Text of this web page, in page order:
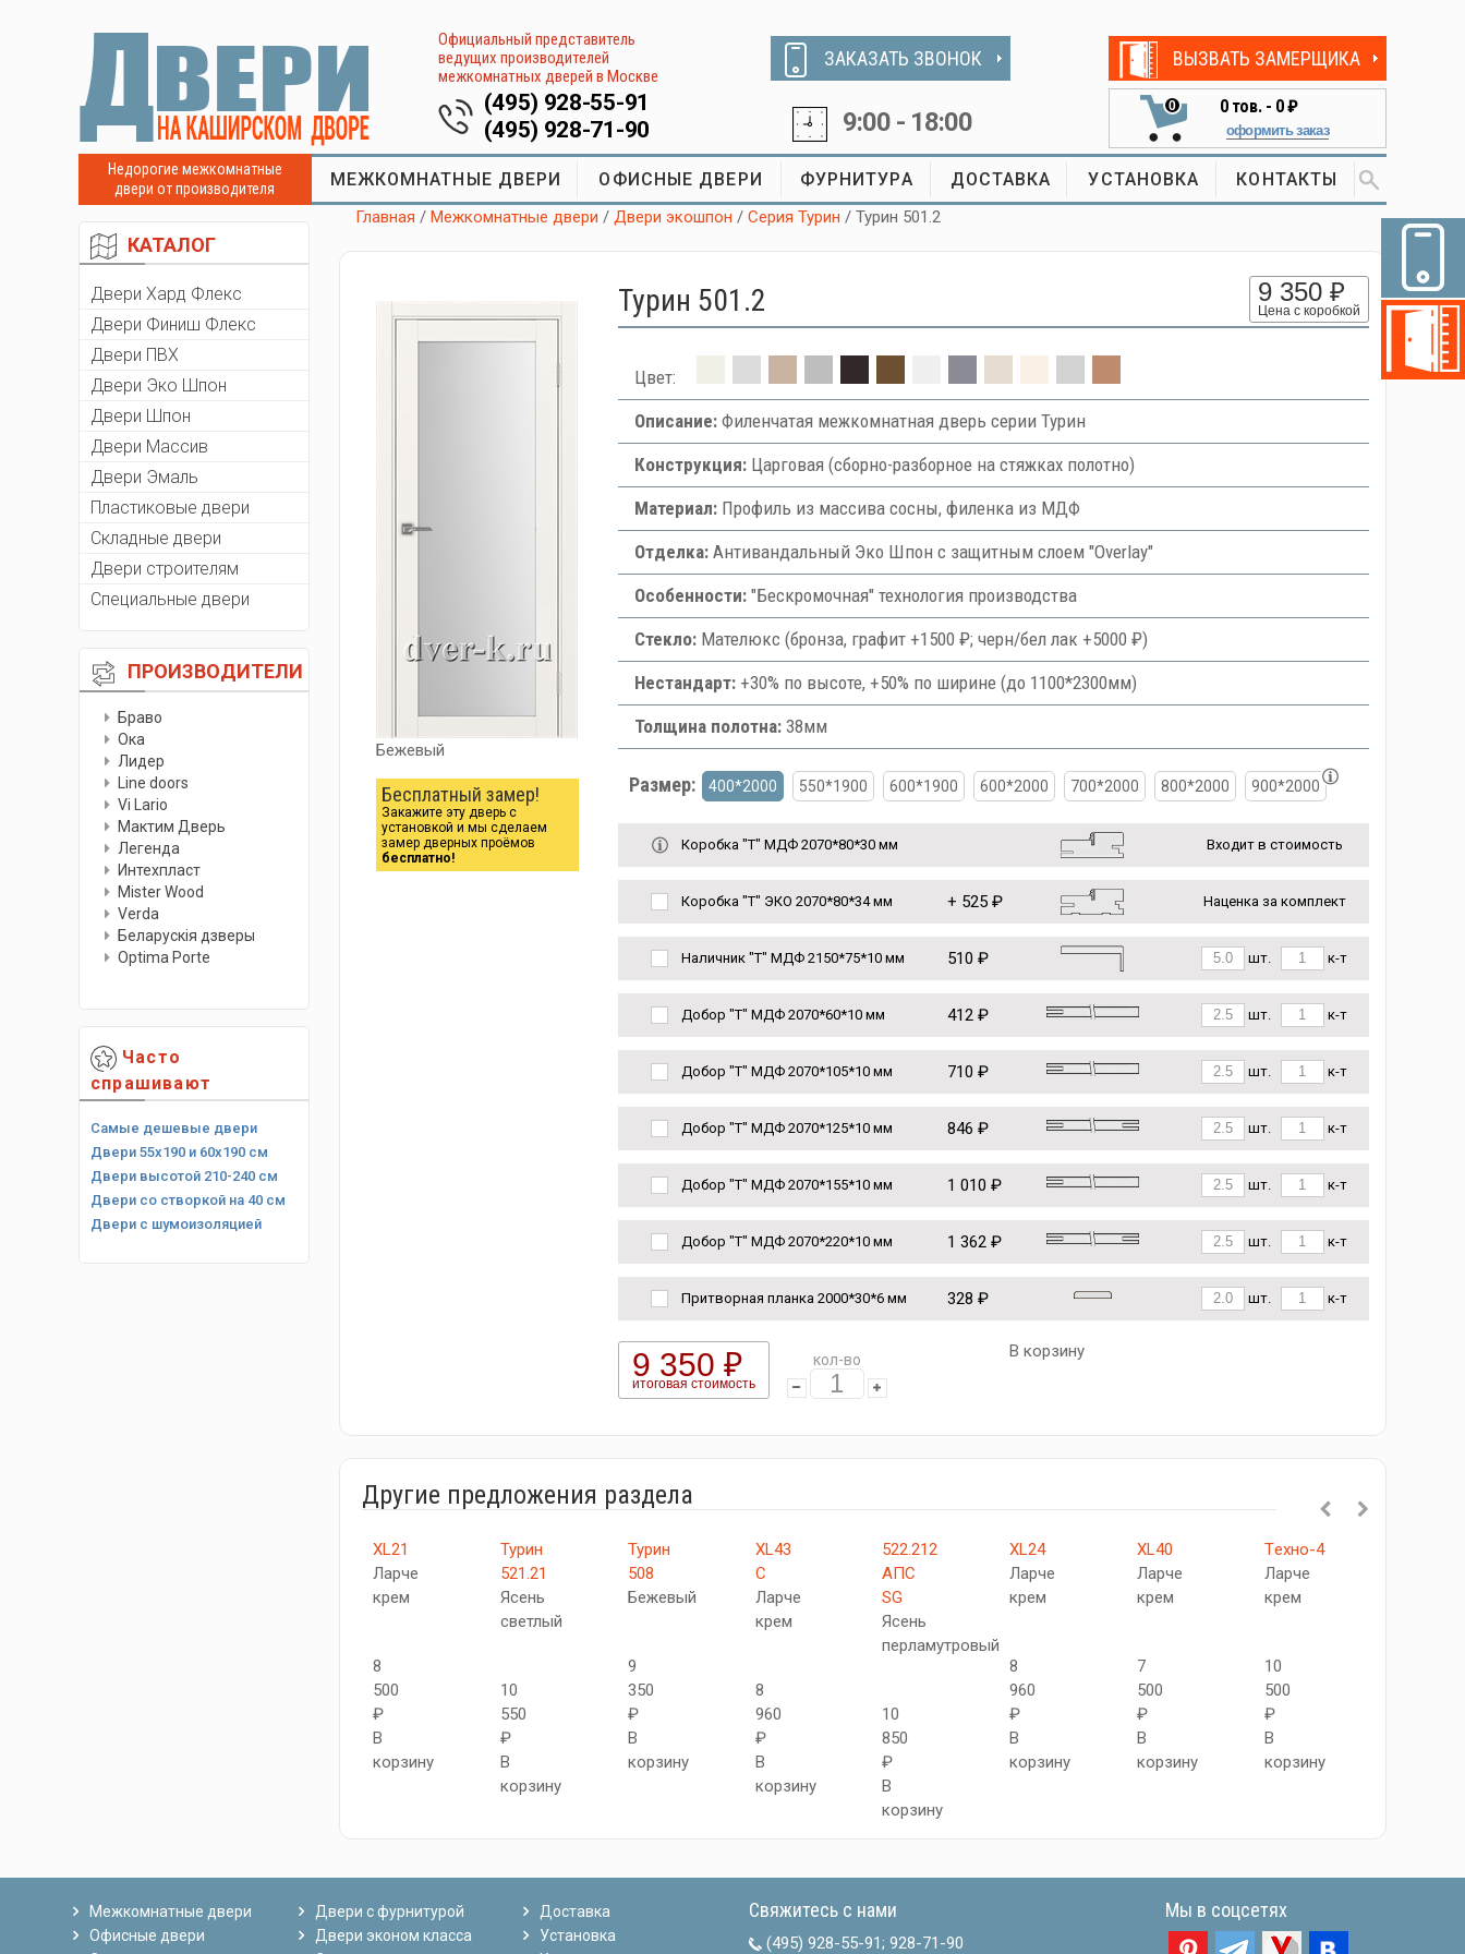
Официальный представитель
ведущих производителей
межкомнатных дверей в Москве
(495) 928-55-91
(495) 928-71-90
ЗАКАЗАТЬ ЗВОНОК
9:00 - 18:00
ВЫЗВАТЬ ЗАМЕРЩИКА
0 0тов. - 0 ₽
оформить заказ
Недорогие межкомнатные
двери от производителя
МЕЖКОМНАТНЫЕ ДВЕРИ ОФИСНЫЕ ДВЕРИ ФУРНИТУРА ДОСТАВКА УСТАНОВКА КОНТАКТЫ
КАТАЛОГ
Двери Хард Флекс
Двери Финиш Флекс
Двери ПВХ
Двери Эко Шпон
Двери Шпон
Двери Массив
Двери Эмаль
Пластиковые двери
Складные двери
Двери строителям
Специальные двери
ПРОИЗВОДИТЕЛИ
Браво
Ока
Лидер
Line doors
Vi Lario
Мактим Дверь
Легенда
Интехпласт
Мister Wood
Verda
Беларускiя дзверы
Optima Porte
Часто
спрашивают
Самые дешевые двери
Двери 55х190 и 60х190 см
Двери высотой 210-240 см
Двери со створкой на 40 см
Двери с шумоизоляцией
Главная /Межкомнатные двери /Двери экошпон /Серия Турин / Турин 501.2
Бежевый
Бесплатный замер!
Закажите эту дверь с
установкой и мы сделаем
замер дверных проёмов
бесплатно!
Турин 501.2 9 350 ₽
Цена с коробкой
Цвет:
Описание:Филенчатая межкомнатная дверь серии Турин
Конструкция:Царговая (сборно-разборное на стяжках полотно)
Материал:Профиль из массива сосны, филенка из МДФ
Отделка:Антивандальный Эко Шпон с защитным слоем "Overlay"
Особенности:"Бескромочная" технология производства
Стекло:Мателюкс (бронза, графит +1500 ₽; черн/бел лак +5000 ₽)
Нестандарт:+30% по высоте, +50% по ширине (до 1100*2300мм)
Толщина полотна:38мм
Размер: 400*2000 550*1900 600*1900 600*2000 700*2000 800*2000 900*2000
Коробка "Т" МДФ 2070*80*30 мм Входит в стоимость
Коробка "Т" ЭКО 2070*80*34 мм + 525 ₽ Наценка за комплект
Наличник "Т" МДФ 2150*75*10 мм 510 ₽ шт. к-т
Добор "Т" МДФ 2070*60*10 мм 412 ₽ шт. к-т
Добор "Т" МДФ 2070*105*10 мм 710 ₽ шт. к-т
Добор "Т" МДФ 2070*125*10 мм 846 ₽ шт. к-т
Добор "Т" МДФ 2070*155*10 мм 1 010 ₽ шт. к-т
Добор "Т" МДФ 2070*220*10 мм 1 362 ₽ шт. к-т
Притворная планка 2000*30*6 мм 328 ₽ шт. к-т
9 350 ₽
итоговая стоимость
кол-во В корзину
Другие предложения раздела
XL21
Ларче
крем
8
500
₽
В
корзину
Турин
521.21
Ясень
светлый
10
550
₽
В
корзину
Турин
508
Бежевый
9
350
₽
В
корзину
XL43
C
Ларче
крем
8
960
₽
В
корзину
522.212
АПC
SG
Ясень
перламутровый
10
850
₽
В
корзину
XL24
Ларче
крем
8
960
₽
В
корзину
XL40
Ларче
крем
7
500
₽
В
корзину
Tехно-4
Ларче
крем
10
500
₽
В
корзину
Межкомнатные двери
Офисные двери
Двери с фурнитурой
Двери эконом класса
Доставка
Установка
Свяжитесь с нами
(495) 928-55-91; 928-71-90
Мы в соцсетях